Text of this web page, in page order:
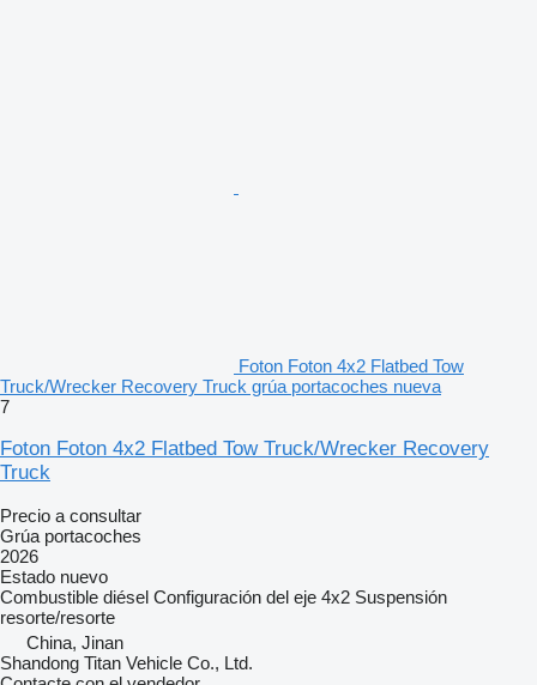
Foton Foton 4x2 Flatbed Tow
Truck/Wrecker Recovery Truck grúa portacoches nueva
7
Foton Foton 4x2 Flatbed Tow Truck/Wrecker Recovery
Truck
Precio a consultar
Grúa portacoches
2026
Estado nuevo
Combustible diésel Configuración del eje 4x2 Suspensión
resorte/resorte
China, Jinan
Shandong Titan Vehicle Co., Ltd.